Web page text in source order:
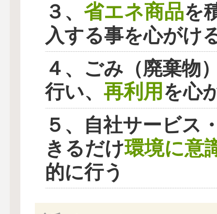
３、 省エネ商品を
入する事を心がけ
４、ごみ（廃棄物
行い、 再利用を心
５、自社サービス
きるだけ環境に意
的に行う